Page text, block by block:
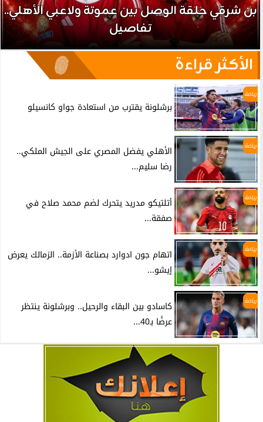
بن شرقي حلقة الوصل بين عموتة ولاعبي الأهلي..
تفاصيل
الأكثر قراءة
رياضة
برشلونة يقترب من استعادة جواو كانسيلو
رياضة
الأهلي يفضل المصري على الجيش الملكي..
رضا سليم...
رياضة
أتلتيكو مدريد يتحرك لضم محمد صلاح في
صفقة...
رياضة
اتهام جون ادوارد بصناعة الأزمة.. الزمالك يعرض
إيشو...
رياضة
كاسادو بين البقاء والرحيل.. وبرشلونة ينتظر
عرضًا بـ40...